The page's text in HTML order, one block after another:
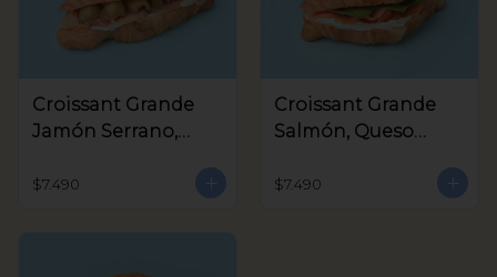
Croissant Grande
Jamón Serrano,
Aceitunas Verdes
$7.490
Croissant Grande
Salmón, Queso
$7.490